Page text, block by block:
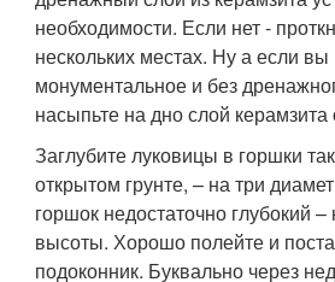
необходимости. Если нет -
нескольких местах. Ну а если
монументальное и без
насыпьте на дно слой керамзита
Заглубите луковицы в горшки
открытом грунте, – на три
горшок недостаточно глубокий
высоты. Хорошо полейте и
подоконник. Буквально через